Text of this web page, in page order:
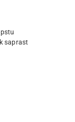
saprast